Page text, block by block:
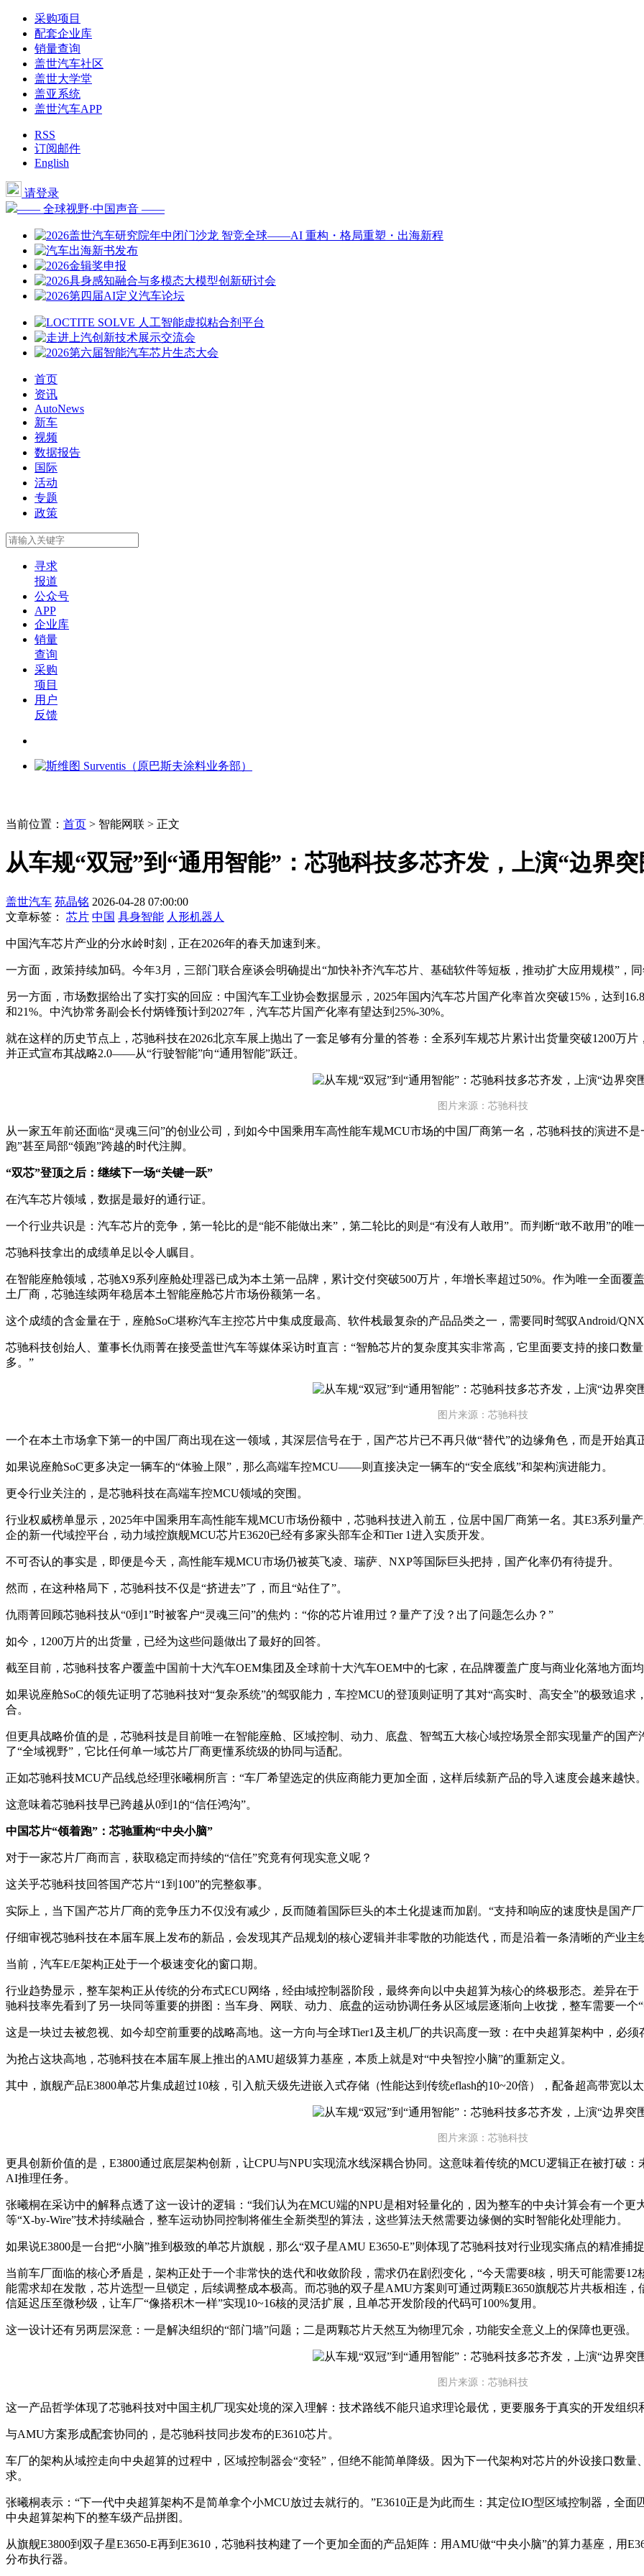
采购项目
配套企业库
销量查询
盖世汽车社区
盖世大学堂
盖亚系统
盖世汽车APP
RSS
订阅邮件
English
请登录
—— 全球视野·中国声音 ——
首页
资讯
AutoNews
新车
视频
数据报告
国际
活动
专题
政策
寻求
报道
公众号
APP
企业库
销量
查询
采购
项目
用户
反馈
当前位置： 首页 > 智能网联 > 正文
从车规“双冠”到“通用智能”：芯驰科技多芯齐发，上演“边界突
盖世汽车 苑晶铭 2026-04-28 07:00:00
文章标签： 芯片 中国 具身智能 人形机器人
中国汽车芯片产业的分水岭时刻，正在2026年的春天加速到来。
一方面，政策持续加码。今年3月，三部门联合座谈会明确提出“加快补齐汽车芯片、基础软件等短板，推动扩大应用规模”，
另一方面，市场数据给出了实打实的回应：中国汽车工业协会数据显示，2025年国内汽车芯片国产化率首次突破15%，达到
和21%。中汽协常务副会长付炳锋预计到2027年，汽车芯片国产化率有望达到25%-30%。
就在这样的历史节点上，芯驰科技在2026北京车展上抛出了一套足够有分量的答卷：全系列车规芯片累计出货量突破1200万
并正式宣布其战略2.0——从“行驶智能”向“通用智能”跃迁。
图片来源：芯驰科技
从一家五年前还面临“灵魂三问”的创业公司，到如今中国乘用车高性能车规MCU市场的中国厂商第一名，芯驰科技的演进不
跑”甚至局部“领跑”跨越的时代注脚。
“双芯”登顶之后：继续下一场“关键一跃”
在汽车芯片领域，数据是最好的通行证。
一个行业共识是：汽车芯片的竞争，第一轮比的是“能不能做出来”，第二轮比的则是“有没有人敢用”。而判断“敢不敢用”的唯
芯驰科技拿出的成绩单足以令人瞩目。
在智能座舱领域，芯驰X9系列座舱处理器已成为本土第一品牌，累计交付突破500万片，年增长率超过50%。作为唯一全面
土厂商，芯驰连续两年稳居本土智能座舱芯片市场份额第一名。
这个成绩的含金量在于，座舱SoC堪称汽车主控芯片中集成度最高、软件栈最复杂的产品品类之一，需要同时驾驭Android/
芯驰科技创始人、董事长仇雨菁在接受盖世汽车等媒体采访时直言：“智舱芯片的复杂度其实非常高，它里面要支持的接口数
多。”
图片来源：芯驰科技
一个在本土市场拿下第一的中国厂商出现在这一领域，其深层信号在于，国产芯片已不再只做“替代”的边缘角色，而是开始真
如果说座舱SoC更多决定一辆车的“体验上限”，那么高端车控MCU——则直接决定一辆车的“安全底线”和架构演进能力。
更令行业关注的，是芯驰科技在高端车控MCU领域的突围。
行业权威榜单显示，2025年中国乘用车高性能车规MCU市场份额中，芯驰科技进入前五，位居中国厂商第一名。其E3系列量
企的新一代域控平台，动力域控旗舰MCU芯片E3620已经有多家头部车企和Tier 1进入实质开发。
不可否认的事实是，即便是今天，高性能车规MCU市场仍被英飞凌、瑞萨、NXP等国际巨头把持，国产化率仍有待提升。
然而，在这种格局下，芯驰科技不仅是“挤进去”了，而且“站住了”。
仇雨菁回顾芯驰科技从“0到1”时被客户“灵魂三问”的焦灼：“你的芯片谁用过？量产了没？出了问题怎么办？”
如今，1200万片的出货量，已经为这些问题做出了最好的回答。
截至目前，芯驰科技客户覆盖中国前十大汽车OEM集团及全球前十大汽车OEM中的七家，在品牌覆盖广度与商业化落地方面
如果说座舱SoC的领先证明了芯驰科技对“复杂系统”的驾驭能力，车控MCU的登顶则证明了其对“高实时、高安全”的极致追
合。
但更具战略价值的是，芯驰科技是目前唯一在智能座舱、区域控制、动力、底盘、智驾五大核心域控场景全部实现量产的国
了“全域视野”，它比任何单一域芯片厂商更懂系统级的协同与适配。
正如芯驰科技MCU产品线总经理张曦桐所言：“车厂希望选定的供应商能力更加全面，这样后续新产品的导入速度会越来越快
这意味着芯驰科技早已跨越从0到1的“信任鸿沟”。
中国芯片“领着跑”：芯驰重构“中央小脑”
对于一家芯片厂商而言，获取稳定而持续的“信任”究竟有何现实意义呢？
这关乎芯驰科技回答国产芯片“1到100”的完整叙事。
实际上，当下国产芯片厂商的竞争压力不仅没有减少，反而随着国际巨头的本土化提速而加剧。“支持和响应的速度快是国产
仔细审视芯驰科技在本届车展上发布的新品，会发现其产品规划的核心逻辑并非零散的功能迭代，而是沿着一条清晰的产业
当前，汽车E/E架构正处于一个极速变化的窗口期。
行业趋势显示，整车架构正从传统的分布式ECU网络，经由域控制器阶段，最终奔向以中央超算为核心的终极形态。差异在
驰科技率先看到了另一块同等重要的拼图：当车身、网联、动力、底盘的运动协调任务从区域层逐渐向上收拢，整车需要一个
这是一块过去被忽视、如今却空前重要的战略高地。这一方向与全球Tier1及主机厂的共识高度一致：在中央超算架构中，必
为抢占这块高地，芯驰科技在本届车展上推出的AMU超级算力基座，本质上就是对“中央智控小脑”的重新定义。
其中，旗舰产品E3800单芯片集成超过10核，引入航天级先进嵌入式存储（性能达到传统eflash的10~20倍），配备超高带宽以
图片来源：芯驰科技
更具创新价值的是，E3800通过底层架构创新，让CPU与NPU实现流水线深耦合协同。这意味着传统的MCU逻辑正在被打破
AI推理任务。
张曦桐在采访中的解释点透了这一设计的逻辑：“我们认为在MCU端的NPU是相对轻量化的，因为整车的中央计算会有一个
等“X-by-Wire”技术持续融合，整车运动协同控制将催生全新类型的算法，这些算法天然需要边缘侧的实时智能化处理能力。
如果说E3800是一台把“小脑”推到极致的单芯片旗舰，那么“双子星AMU E3650-E”则体现了芯驰科技对行业现实痛点的精准捕
当前车厂面临的核心矛盾是，架构正处于一个非常快的迭代和收敛阶段，需求仍在剧烈变化，“今天需要8核，明天可能需要
能需求却在发散，芯片选型一旦锁定，后续调整成本极高。而芯驰的双子星AMU方案则可通过两颗E3650旗舰芯片共板相连
信延迟压至微秒级，让车厂“像搭积木一样”实现10~16核的灵活扩展，且单芯开发阶段的代码可100%复用。
这一设计还有另两层深意：一是解决组织的“部门墙”问题；二是两颗芯片天然互为物理冗余，功能安全意义上的保障也更强。
图片来源：芯驰科技
这一产品哲学体现了芯驰科技对中国主机厂现实处境的深入理解：技术路线不能只追求理论最优，更要服务于真实的开发组织
与AMU方案形成配套协同的，是芯驰科技同步发布的E3610芯片。
车厂的架构从域控走向中央超算的过程中，区域控制器会“变轻”，但绝不能简单降级。因为下一代架构对芯片的外设接口数
求。
张曦桐表示：“下一代中央超算架构不是简单拿个小MCU放过去就行的。”E3610正是为此而生：其定位IO型区域控制器，全
中央超算架构下的整车级产品拼图。
从旗舰E3800到双子星E3650-E再到E3610，芯驰科技构建了一个更加全面的产品矩阵：用AMU做“中央小脑”的算力基座，用
分布执行器。